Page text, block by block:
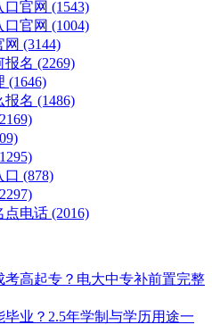
口官网 (1543)
口官网 (1004)
网 (3144)
报名 (2269)
(1646)
报名 (1486)
口 (878)
点电话 (2016)
考高起专？电大中专补前置完整
毕业？2.5年学制与学历用途一